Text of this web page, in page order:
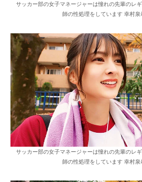
サッカー部の女子マネージャーは憧れの先輩のレ
師の性処理をしています 幸村泉
サッカー部の女子マネージャーは憧れの先輩のレ
師の性処理をしています 幸村泉